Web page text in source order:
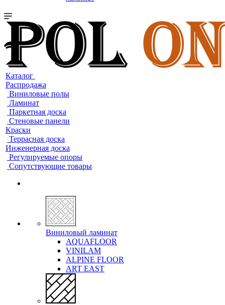
Каталог
Распродажа
Виниловые полы
Ламинат
Паркетная доска
Стеновые панели
Краски
Террасная доска
Инженерная доска
Регулируемые опоры
Сопутствующие товары
Виниловый ламинат
AQUAFLOOR
VINILAM
ALPINE FLOOR
ART EAST